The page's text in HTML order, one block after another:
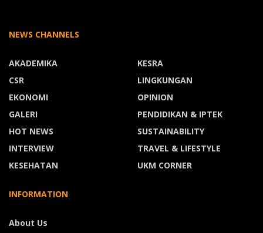
NEWS CHANNELS
AKADEMIKA
CSR
EKONOMI
GALERI
HOT NEWS
INTERVIEW
KESEHATAN
KESRA
LINGKUNGAN
OPINION
PENDIDIKAN & IPTEK
SUSTAINABILITY
TRAVEL & LIFESTYLE
UKM CORNER
INFORMATION
About Us